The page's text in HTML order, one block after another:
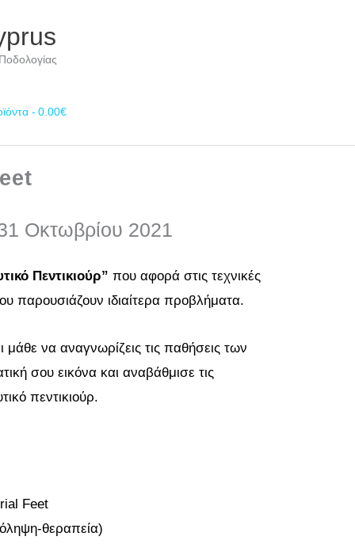
0.00€
Οκτωβρίου 2021
Πεντικιούρ” που αφορά στις τεχνικές
ιδιαίτερα προβλήματα.
να αναγνωρίζεις τις παθήσεις των
σου εικόνα και αναβάθμισε τις
πεντικιούρ.
Feet
θεραπεία)